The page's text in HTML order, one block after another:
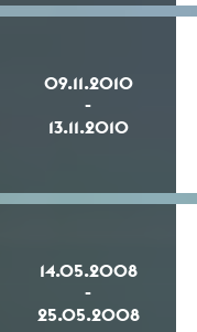
09.11.2010
-
13.11.2010
14.05.2008
-
25.05.2008